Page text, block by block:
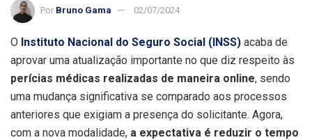
Por Bruno Gama 02/07/2024
O Instituto Nacional do Seguro Social (INSS) acaba de
aprovar uma atualização importante no que diz respeito às
perícias médicas realizadas de maneira online, sendo
uma mudança significativa se comparado aos processos
anteriores que exigiam a presença do solicitante. Agora,
com a nova modalidade, a expectativa é reduzir o tempo